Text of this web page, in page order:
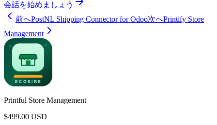
会話を始めましょう
前へPostNL Shipping Connector for Odoo次へPrintify Store
Management
Printful Store Management
$499.00 USD